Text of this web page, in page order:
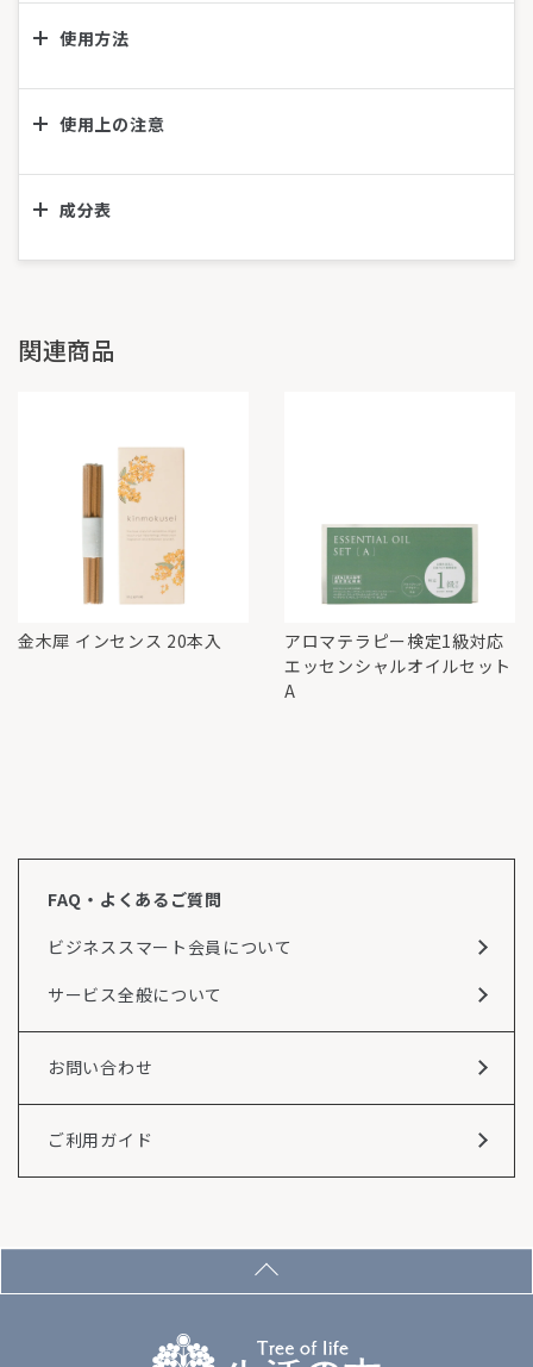
使用方法
使用上の注意
成分表
関連商品
金木犀 インセンス 20本入
アロマテラピー検定1級対応
エッセンシャルオイルセット
A
FAQ・よくあるご質問
ビジネススマート会員について
サービス全般について
お問い合わせ
ご利用ガイド